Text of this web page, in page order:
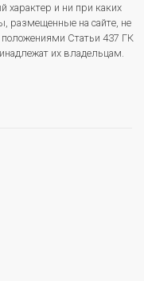
характер и ни при каких
размещенные на сайте, не
Статьи 437 ГК
их владельцам.